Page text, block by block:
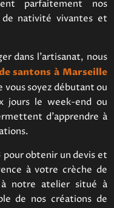
parfaitement nos
de nativité vivantes et
dans l'artisanat, nous
santons à Marseille
vous soyez débutant ou
jours le week-end ou
d'apprendre à
obtenir un devis et
à votre crèche de
notre atelier situé à
de nos créations de